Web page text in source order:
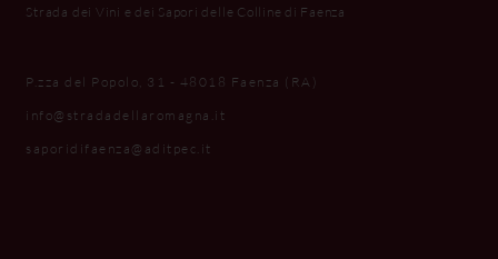
Strada dei Vini e dei Sapori delle Colline di Faenza
P.zza del Popolo, 31 - 48018 Faenza (RA)
info@stradadellaromagna.it
saporidifaenza@aditpec.it